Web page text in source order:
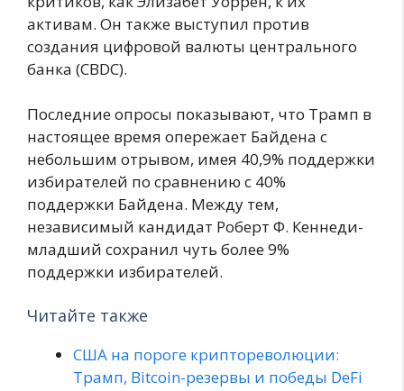
активам. Он также выступил против
создания цифровой валюты центрального
банка (CBDC).
Последние опросы показывают, что Трамп в
настоящее время опережает Байдена с
небольшим отрывом, имея 40,9% поддержки
избирателей по сравнению с 40%
поддержки Байдена. Между тем,
независимый кандидат Роберт Ф. Кеннеди-
младший сохранил чуть более 9%
поддержки избирателей.
Читайте также
США на пороге криптореволюции:
Трамп, Bitcoin-резервы и победы DeFi